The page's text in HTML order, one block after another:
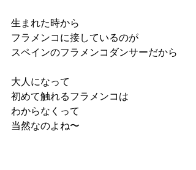
生まれた時から
フラメンコに接しているのが
スペインのフラメンコダンサーだから
大人になって
初めて触れるフラメンコは
わからなくって
当然なのよね〜